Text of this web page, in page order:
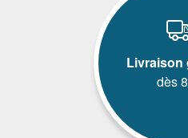
Livraison
dès